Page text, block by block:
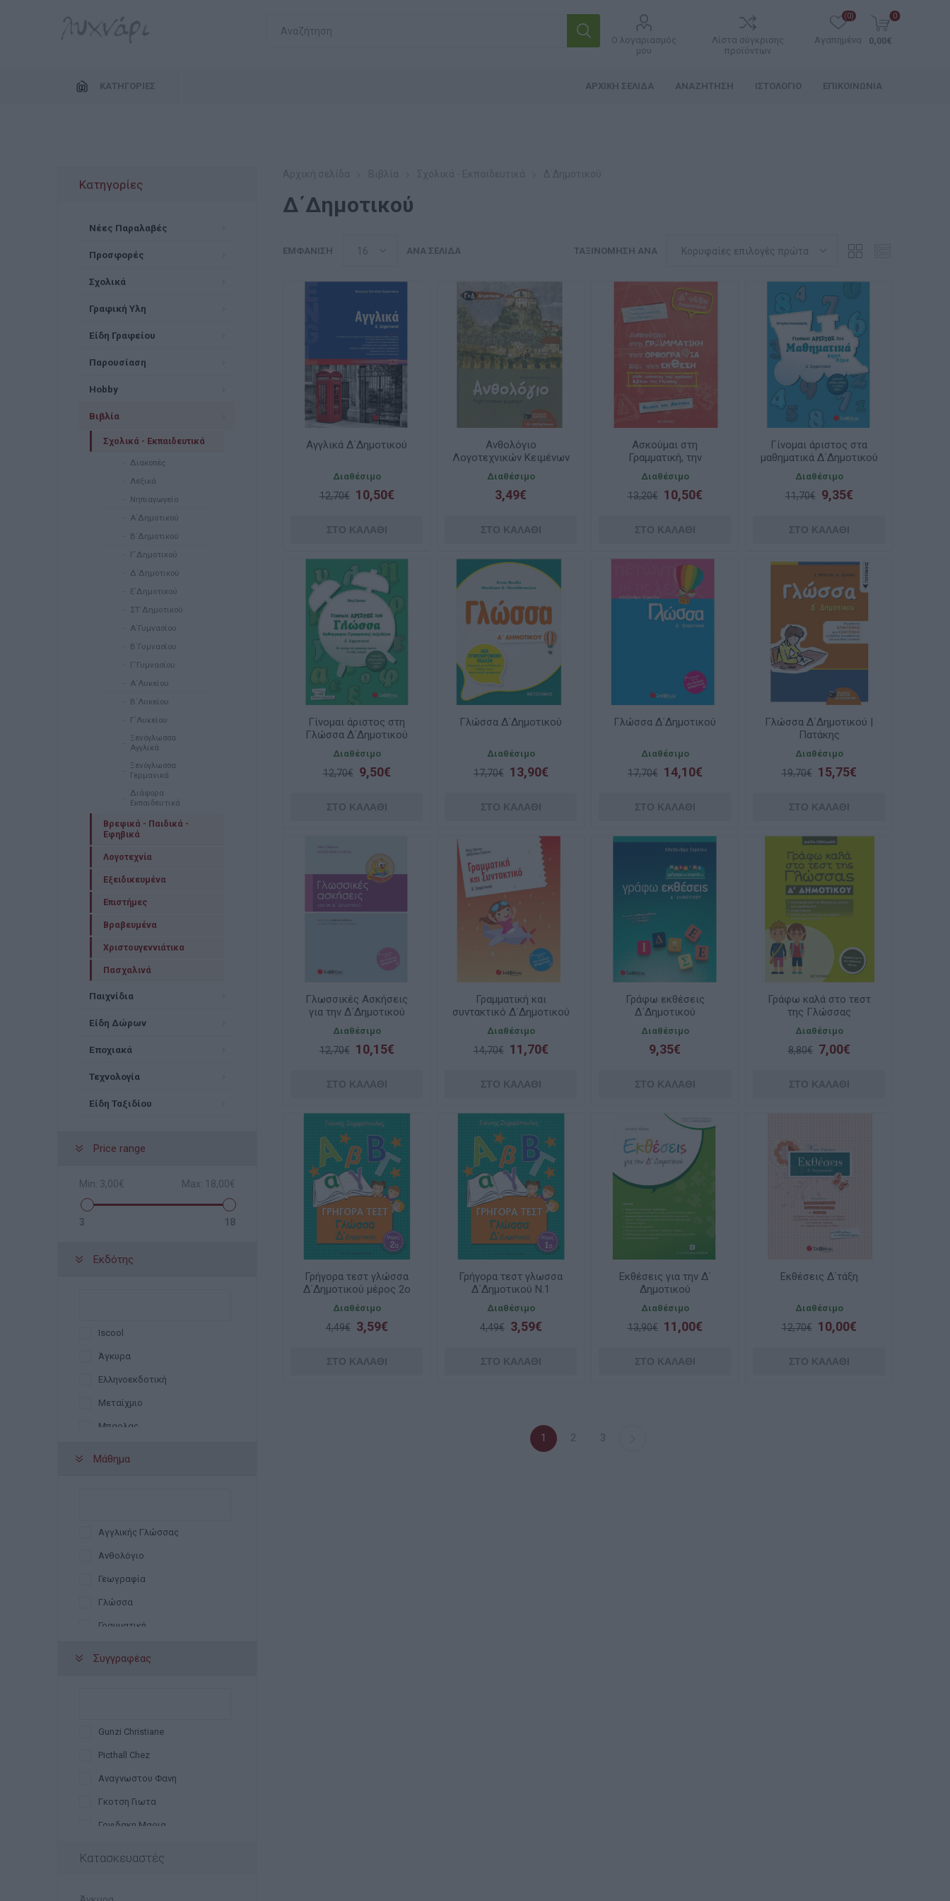
Ο λογαριασμός
μου
Λίστα σύγκρισης
προϊόντων
Αγαπημένα
(0) 0
0,00€
ΚΑΤΗΓΟΡΊΕΣ ΑΡΧΙΚΉ ΣΕΛΊΔΑ ΑΝΑΖΉΤΗΣΗ ΙΣΤΟΛΌΓΙΟ ΕΠΙΚΟΙΝΩΝΊΑ
Δ΄Δημοτικού
ΤΑΞΙΝΌΜΗΣΗ ΑΝΆ
ΕΜΦΆΝΙΣΗ ΑΝΆ ΣΕΛΊΔΑ
Αγγλικά Δ΄Δημοτικού
Διαθέσιμο
12,70€ 10,50€
Ανθολόγιο
Λογοτεχνικών Κειμένων
Γ΄και Δ΄Δημοτικού
Διαθέσιμο
3,49€
Ασκούμαι στη
Γραμματική, την
Ορθογραφία και την
Έκθεση - Γλώσσας
Δ΄Δημοτικού
Διαθέσιμο
13,20€ 10,50€
Γίνομαι άριστος στα
μαθηματικά Δ΄Δημοτικού
Διαθέσιμο
11,70€ 9,35€
Γίνομαι άριστος στη
Γλώσσα Δ΄Δημοτικού
Διαθέσιμο
12,70€ 9,50€
Γλώσσα Δ΄Δημοτικού
Διαθέσιμο
17,70€ 13,90€
Γλώσσα Δ΄Δημοτικού
Διαθέσιμο
17,70€ 14,10€
Γλώσσα Δ΄Δημοτικού |
Πατάκης
Διαθέσιμο
19,70€ 15,75€
Γλωσσικές Ασκήσεις
για την Δ΄Δημοτικού
Διαθέσιμο
12,70€ 10,15€
Γραμματική και
συντακτικό Δ΄Δημοτικού
Διαθέσιμο
14,70€ 11,70€
Γράφω εκθέσεις
Δ΄Δημοτικού
Διαθέσιμο
9,35€
Γράφω καλά στο τεστ
της Γλώσσας
Δ΄Δημοτικού
Διαθέσιμο
8,80€ 7,00€
Γρήγορα τεστ γλώσσα
Δ΄Δημοτικού μέρος 2ο
Διαθέσιμο
4,49€ 3,59€
Γρήγορα τεστ γλωσσα
Δ΄Δημοτικού Ν.1
Διαθέσιμο
4,49€ 3,59€
Εκθέσεις για την Δ΄
Δημοτικού
Διαθέσιμο
13,90€ 11,00€
Εκθέσεις Δ΄τάξη
Διαθέσιμο
12,70€ 10,00€
1 2 3
Κατηγορίες
Νέες Παραλαβές
Προσφορές
Σχολικά
Γραφική Υλη
Είδη Γραφείου
Παρουσίαση
Hobby
Βιβλία
Σχολικά - Εκπαιδευτικά
Διακοπές
Λεξικά
Νηπιαγωγείο
Α΄Δημοτικού
Β΄Δημοτικού
Γ΄Δημοτικού
Δ΄Δημοτικού
Ε΄Δημοτικού
ΣΤ΄Δημοτικού
Α΄Γυμνασίου
Β΄Γυμνασίου
Γ΄Γυμνασίου
Α΄Λυκείου
Β΄Λυκείου
Γ΄Λυκείου
Ξενόγλωσσα
Αγγλικά
Ξενόγλωσσα
Γερμανικά
Διάφορα
Εκπαιδευτικά
Βρεφικά - Παιδικά -
Εφηβικά
Λογοτεχνία
Εξειδικευμένα
Επιστήμες
Βραβευμένα
Χριστουγεννιάτικα
Πασχαλινά
Παιχνίδια
Είδη Δώρων
Εποχιακά
Τεχνολογία
Είδη Ταξιδίου
Price range
Min: 3,00€ Max: 18,00€
3 18
Εκδότης
Iscool
Άγκυρα
Ελληνοεκδοτική
Μεταίχμιο
Μπαρλας
Μάθημα
Αγγλικής Γλώσσας
Ανθολόγιο
Γεωγραφία
Γλώσσα
Γραμματική
Συγγραφέας
Gunzi Christiane
Picthall Chez
Αναγνωστου Φανη
Γκοτση Γιωτα
Γονιδακη Μαρια
Ζωη Αμαλια
Κατασκευαστές